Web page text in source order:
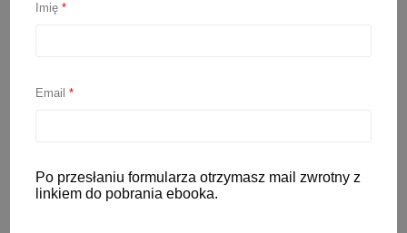
Żelazo Naturalnie, czyli spora dawka
żelaza dla małego brzuszka. Jeśli
Imię*
Email*
Po przesłaniu formularza otrzymasz mail zwrotny z
linkiem do pobrania ebooka.